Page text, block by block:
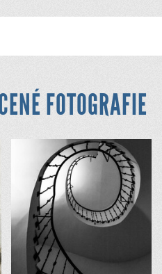
FOTOGRAFIE